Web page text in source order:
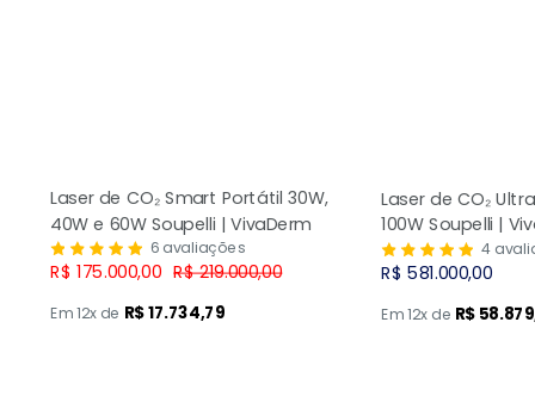
Laser de CO₂ Smart Portátil 30W,
40W e 60W Soupelli | VivaDerm
6 avaliações
Preço
promocional
R$ 175.000,00 Preço
normal
R$ 219.000,00
Em 12x de R$ 17.734,79
Laser de CO₂
100W Soupelli |
4
Preço
promocional
R$ 581.000,00
Em 12x de R$